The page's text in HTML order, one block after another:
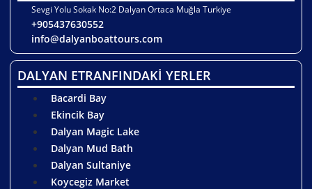
Sevgi Yolu Sokak No:2 Dalyan Ortaca Muğla Turkiye
+905437630552
info@dalyanboattours.com
DALYAN ETRANFINDAKİ YERLER
Bacardi Bay
Ekincik Bay
Dalyan Magic Lake
Dalyan Mud Bath
Dalyan Sultaniye
Koycegiz Market